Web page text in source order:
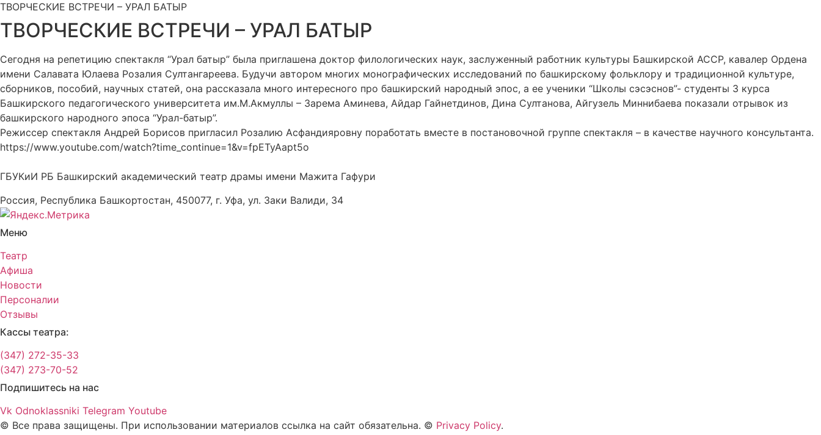
ТВОРЧЕСКИЕ ВСТРЕЧИ – УРАЛ БАТЫР
ТВОРЧЕСКИЕ ВСТРЕЧИ – УРАЛ БАТЫР
Сегодня на репетицию спектакля “Урал батыр” была приглашена доктор филологических наук, заслуженный работник культуры Башкирской АССР, кавалер Ордена
имени Салавата Юлаева Розалия Султангареева. Будучи автором многих монографических исследований по башкирскому фольклору и традиционной культуре,
сборников, пособий, научных статей, она рассказала много интересного про башкирский народный эпос, а ее ученики “Школы сэсэснов”- студенты 3 курса
Башкирского педагогического университета им.М.Акмуллы – Зарема Аминева, Айдар Гайнетдинов, Дина Султанова, Айгузель Миннибаева показали отрывок из
башкирского народного эпоса “Урал-батыр”.
Режиссер спектакля Андрей Борисов пригласил Розалию Асфандияровну поработать вместе в постановочной группе спектакля – в качестве научного консультанта.
https://www.youtube.com/watch?time_continue=1&v=fpETyAapt5o
ГБУКиИ РБ Башкирский академический театр драмы имени Мажита Гафури
Россия, Республика Башкортостан, 450077, г. Уфа, ул. Заки Валиди, 34
Меню
Театр
Афиша
Новости
Персоналии
Отзывы
Кассы театра:
(347) 272-35-33
(347) 273-70-52
Подпишитесь на нас
Vk Odnoklassniki Telegram Youtube
© Все права защищены. При использовании материалов ссылка на сайт обязательна. © Privacy Policy.